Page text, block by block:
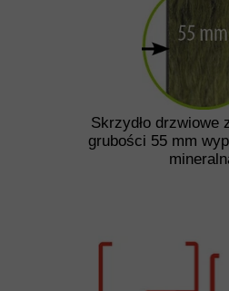
Skrzydło drzwiowe
grubości 55 mm